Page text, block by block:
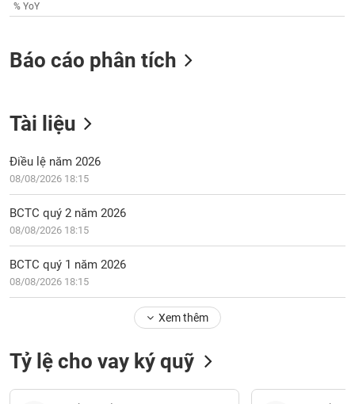
% YoY
Báo cáo phân tích
Tài liệu
Điều lệ năm 2026
08/08/2026 18:15
BCTC quý 2 năm 2026
08/08/2026 18:15
BCTC quý 1 năm 2026
08/08/2026 18:15
Xem thêm
Tỷ lệ cho vay ký quỹ